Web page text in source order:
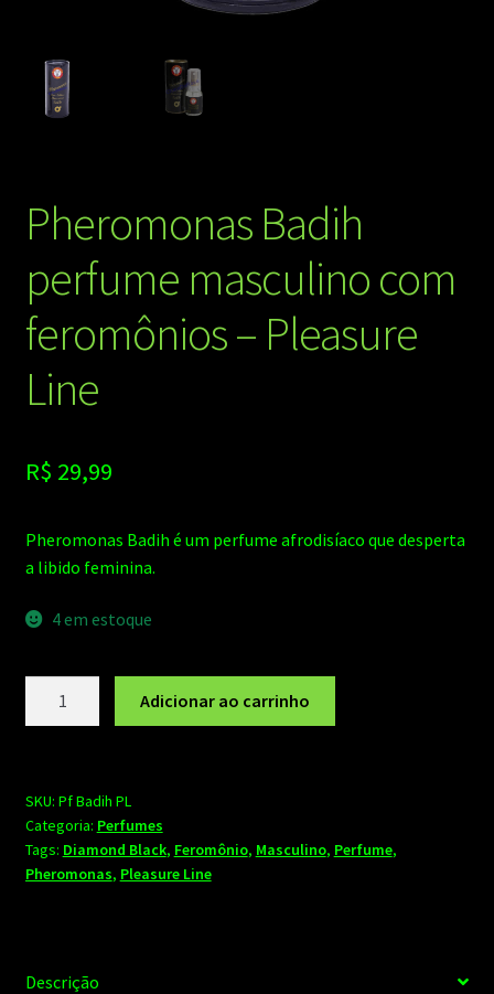
Pheromonas Badih
perfume masculino com
feromônios – Pleasure
Line
R$ 29,99
Pheromonas Badih é um perfume afrodisíaco que desperta
a libido feminina.
4 em estoque
com
feromônios
-
Pleasure
Adicionar ao carrinho
SKU: Pf Badih PL
Categoria: Perfumes
Tags: Diamond Black, Feromônio, Masculino, Perfume,
Pheromonas, Pleasure Line
Descrição